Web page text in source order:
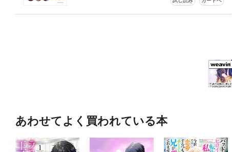
あわせてよく買われている本